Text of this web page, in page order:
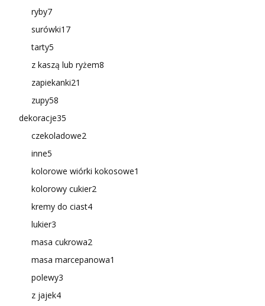
ryby7
surówki17
tarty5
z kaszą lub ryżem8
zapiekanki21
zupy58
dekoracje35
czekoladowe2
inne5
kolorowe wiórki kokosowe1
kolorowy cukier2
kremy do ciast4
lukier3
masa cukrowa2
masa marcepanowa1
polewy3
z jajek4